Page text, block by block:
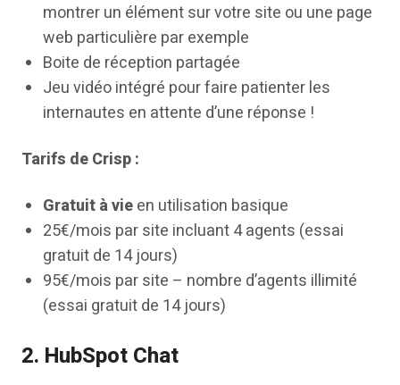
montrer un élément sur votre site ou une page
web particulière par exemple
Boite de réception partagée
Jeu vidéo intégré pour faire patienter les
internautes en attente d’une réponse !
Tarifs de Crisp :
Gratuit à vieen utilisation basique
25€/mois par site incluant 4 agents (essai
gratuit de 14 jours)
95€/mois par site – nombre d’agents illimité
(essai gratuit de 14 jours)
2. HubSpot Chat